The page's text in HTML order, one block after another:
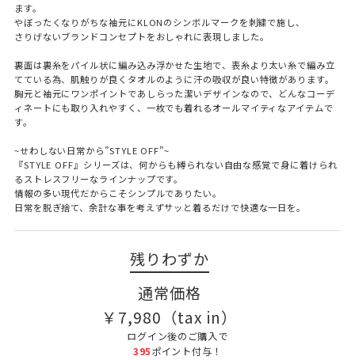
ます。
やぼったくなりがちな袖元にKLONのシンボルマークを刺繍で施し、
さりげないブランドコンセプトをおしゃれに表現しました。
裏面は裏糸をパイル状に編み込み浮かせた生地で、表糸より太い糸で編み立
てている為、肌触りが良くタオルのように汗の吸収が良い特徴があります。
胸元と袖元にワンポイントであしらった潔いデザインなので、どんなコーデ
ィネートにも取り入れやすく、一枚でも着れるオールマイティなアイテムで
す。
~せわしない日常から”STYLE OFF”~
『STYLE OFF』シリーズは、何からも縛られない自由な感覚で身に着けられ
るストレスフリーなラインナップです。
情報の多い現代だからこそシンプルでありたい。
日常を脱ぎ捨て、余計な事を考えずサッと着るだけで快適な一日を。
残りわずか
通常価格
￥ 7,980 （tax in）
ログイン後のご購入で
395ポイント付与！